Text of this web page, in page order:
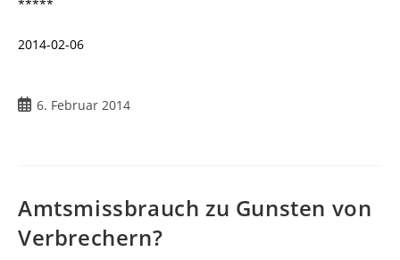
*****
2014-02-06
Beitrag
6. Februar 2014
Amtsmissbrauch zu Gunsten von
Verbrechern?